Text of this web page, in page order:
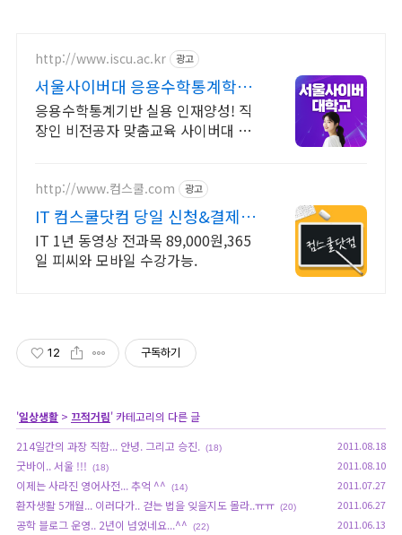
http://www.iscu.ac.kr 광고
서울사이버대 응용수학통계학과
2026 가을학기 신편입생
응용수학통계기반 실용 인재양성! 직
장인 비전공자 맞춤교육 사이버대 신
http://www.컴스쿨.com 광고
IT 컴스쿨닷컴 당일 신청&결제시
기프티콘!
IT 1년 동영상 전과목 89,000원,365
일 피씨와 모바일 수강가능.
12 구독하기
'일상생활 > 끄적거림' 카테고리의 다른 글
214일간의 과장 직함... 안녕. 그리고 승진. (18) 2011.08.18
굿바이.. 서울 !!! (18) 2011.08.10
이제는 사라진 영어사전... 추억 ^^ (14) 2011.07.27
환자생활 5개월... 이러다가.. 걷는 법을 잊을지도 몰라..ㅠㅠ (20) 2011.06.27
공학 블로그 운영.. 2년이 넘었네요...^^ (22) 2011.06.13